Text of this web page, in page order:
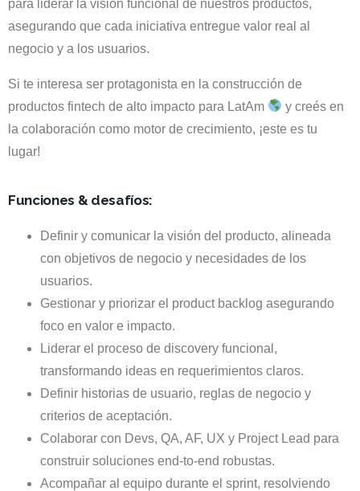
para liderar la visión funcional de nuestros productos,
asegurando que cada iniciativa entregue valor real al
negocio y a los usuarios.
Si te interesa ser protagonista en la construcción de
productos fintech de alto impacto para LatAm
y creés en
la colaboración como motor de crecimiento, ¡este es tu
lugar!
Funciones & desafíos:
Definir y comunicar la visión del producto, alineada
con objetivos de negocio y necesidades de los
usuarios.
Gestionar y priorizar el product backlog asegurando
foco en valor e impacto.
Liderar el proceso de discovery funcional,
transformando ideas en requerimientos claros.
Definir historias de usuario, reglas de negocio y
criterios de aceptación.
Colaborar con Devs, QA, AF, UX y Project Lead para
construir soluciones end-to-end robustas.
Acompañar al equipo durante el sprint, resolviendo